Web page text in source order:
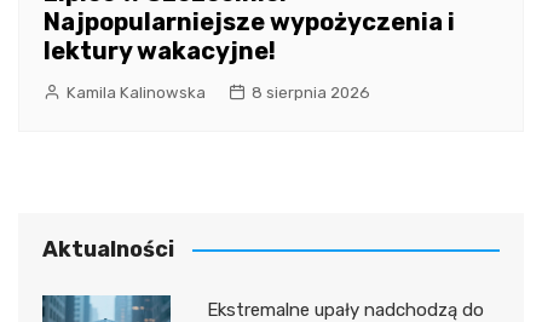
Najpopularniejsze wypożyczenia i
lektury wakacyjne!
Kamila Kalinowska 8 sierpnia 2026
Aktualności
Ekstremalne upały nadchodzą do